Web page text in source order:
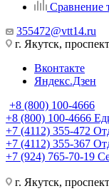
Сравнение
355472@vtt14.ru
г. Якутск,
Вконтакте
Яндекс.Дзен
+8 (800) 100-4666
+8 (800) 100-4666
+7 (4112) 355-472
+7 (4112) 355-367
+7 (924) 765-70-19
г. Якутск,